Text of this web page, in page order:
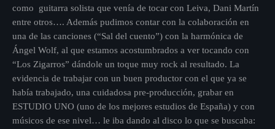
como guitarra solista que venía de tocar con Leiva, Dani Martín
entre otros…. Además pudimos contar con la colaboración en
una de las canciones (“Sal del cuento”) con la harmónica de
Ángel Wolf, al que estamos acostumbrados a ver tocando con
“Los Zigarros” dándole un toque muy rock al resultado. La
evidencia de trabajar con un buen productor con el que ya se
había trabajado, una cuidadosa pre-producción, grabar en
ESTUDIO UNO (uno de los mejores estudios de España) y con
músicos de ese nivel… le iba dando al disco lo que se buscaba: